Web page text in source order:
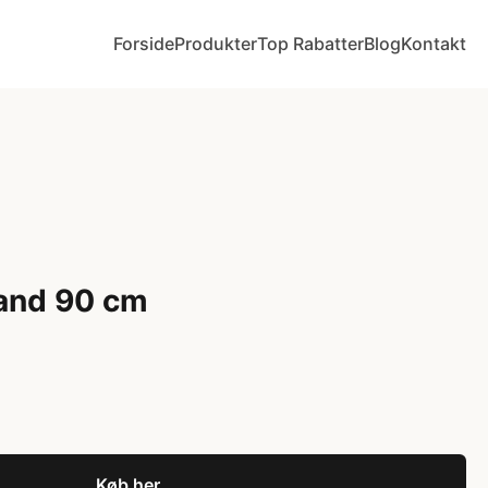
ForsideProdukterTop RabatterBlogKontakt
90 cm